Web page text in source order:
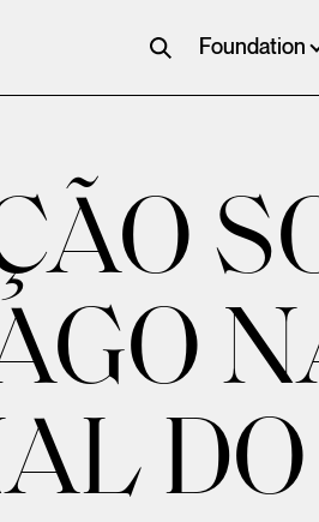
Foundation